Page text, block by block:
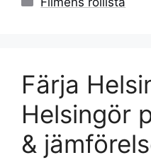
Färja
Helsingör
&